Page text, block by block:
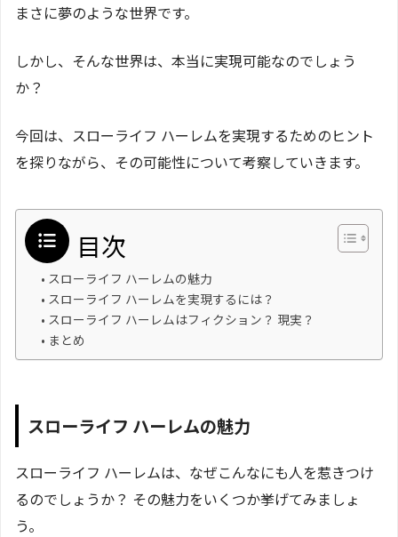
まさに夢のような世界です。
しかし、そんな世界は、本当に実現可能なのでしょう
か？
今回は、スローライフ ハーレムを実現するためのヒント
を探りながら、その可能性について考察していきます。
目次
スローライフ ハーレムの魅力
スローライフ ハーレムを実現するには？
スローライフ ハーレムはフィクション？ 現実？
まとめ
スローライフ ハーレムの魅力
スローライフ ハーレムは、なぜこんなにも人を惹きつけ
るのでしょうか？ その魅力をいくつか挙げてみましょ
う。